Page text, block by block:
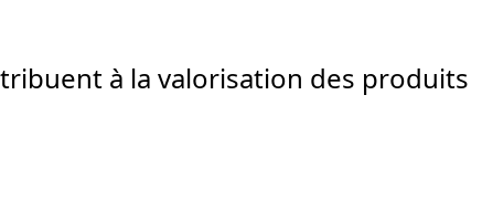
à la valorisation des produits